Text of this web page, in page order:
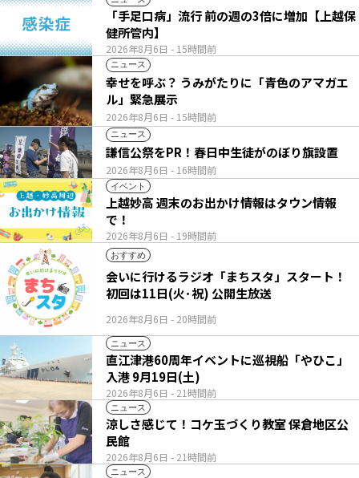
2026年8月6日 - 15時間前
「手足口病」流行 前の週の3倍に増加【上越保
健所管内】
ニュース
2026年8月6日 - 15時間前
幸せを呼ぶ？ うみがたりに「青色のアマガエ
ル」緊急展示
ニュース
2026年8月6日 - 16時間前
謙信公祭をPR！春日中生徒がのぼり旗設置
イベント
2026年8月6日 - 19時間前
上越妙高 週末のお出かけ情報はタウン情報
で！
おすすめ
2026年8月6日 - 20時間前
会いに行けるラジオ「まちスタ」スタート！
初回は11日(火･祝) 公開生放送
ニュース
2026年8月6日 - 21時間前
直江津港60周年イベントに巡視船「やひこ」
入港 9月19日(土)
ニュース
2026年8月6日 - 21時間前
涼しさ感じて！コケ玉づくり教室 保倉地区公
民館
ニュース